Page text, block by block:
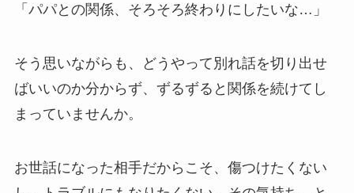
「パパとの関係、そろそろ終わりにしたいな…」
そう思いながらも、どうやって別れ話を切り出せ
ばいいのか分からず、ずるずると関係を続けてし
まっていませんか。
お世話になった相手だからこそ、傷つけたくない